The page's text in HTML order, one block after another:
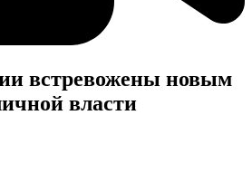
встревожены новым
власти